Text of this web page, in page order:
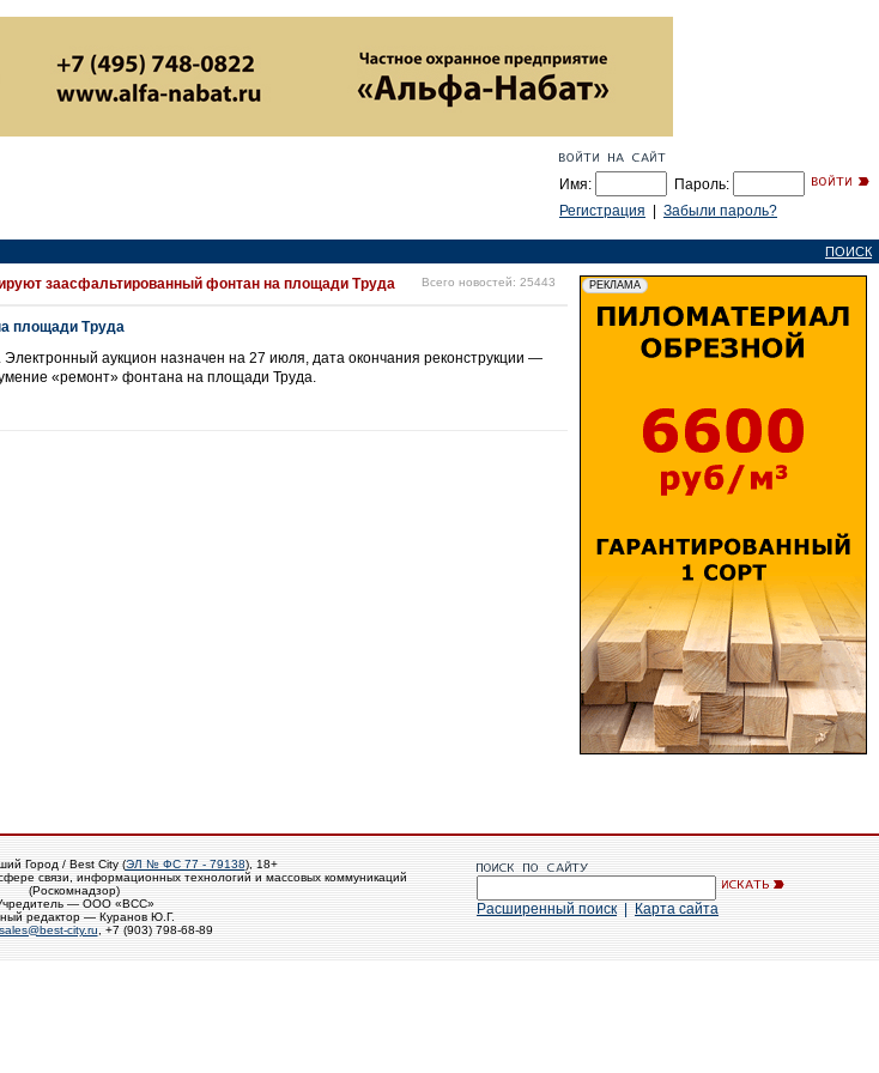
Имя:
Пароль:
Регистрация
Забыли пароль?
ПОИСК
заасфальтированный фонтан на площади Труда Всего новостей: 25443
площади Труда
аукцион назначен на 27 июля, дата окончания реконструкции —
«ремонт» фонтана на площади Труда.
Город / Best City (ЭЛ № ФС 77 - 79138), 18+
связи, информационных технологий и массовых коммуникаций
(Роскомнадзор)
— ООО «ВСС»
редактор — Куранов Ю.Г.
sales@best-city.ru , +7 (903) 798-68-89
Расширенный поиск Карта сайта